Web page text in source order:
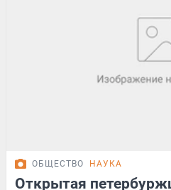
ОБЩЕСТВО НАУКА
Открытая